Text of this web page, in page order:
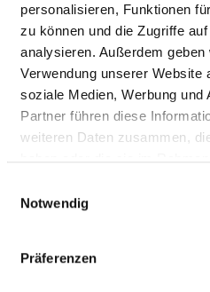
personalisieren, Funktionen
zu können und die Zugriffe
analysieren. Außerdem
Verwendung unserer Website
soziale Medien, Werbung und
Partner führen diese
weiteren Daten zusammen,
Notwendig
Präferenzen
Tel.:03321-42-1940
Fax: 03321-42-151035
Mail:ed.nekinilk-
https://www.havelland-
Ärztliche Leitung